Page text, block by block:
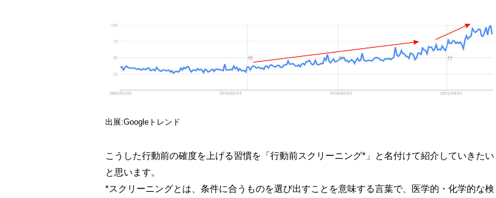
出展:Googleトレンド
こうした行動前の確度を上げる習慣を「行動前スクリーニング*」と名付けて紹介していきたい
と思います。
*スクリーニングとは、条件に合うものを選び出すことを意味する言葉で、医学的・化学的な検